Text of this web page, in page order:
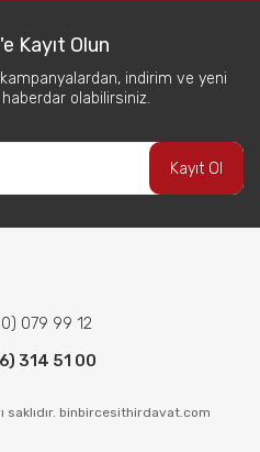
Kayıt Olun
indirim ve yeni
olabilirsiniz.
Kayıt Ol
079 99 12
314 51 00
saklıdır. binbircesithirdavat.com